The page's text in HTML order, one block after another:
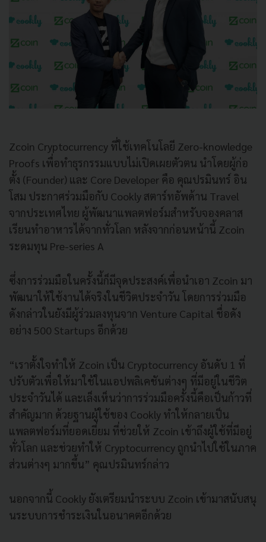
Zcoin Cryptocurrency ที่ใช้เทคโนโลยี Zero-knowledge
Proofs เพื่อทำธุรกรรมแบบไม่เปิดเผยตัวตน นำโดยผู้ก่อ
ตั้ง (Founder) และ Core Developer คือ คุณปรมินทร์ อิน
โสม ประกาศร่วมมือกับ Cookly สตาร์ทอัพด้าน Travel
จากประเทศไทย ผู้พัฒนาแพลตฟอร์มสำหรับจองคลาส
เรียนทำอาหารได้จากทั่วโลก หลังจากก่อนหน้านี้ Zcoin
ระดมทุน Pre-series A
ซึ่งการร่วมมือในครั้งนี้ก็มีจุดประสงค์เพื่อนำเอา Zcoin มา
พัฒนาให้ใช้งานได้จริงในชีวิตประจำวัน โดยการร่วมมือ
ดังกล่าวในยังมีผู้ร่วมลงทุนจาก Venture Capital ชื่อดัง
อย่าง 500 Startups อีกด้วย
“เราตั้งใจทำให้ Zcoin เป็น Cryptocurrency อันดับ 1 ที่
ปรับตัวเพื่อให้มาใช้ในแอปพลิเคชันต่างๆ ที่มีอยู่ในชีวิต
ประจำวันได้ และเล็งเห็นว่าการร่วมมือครั้งนี้คือเป็นก้าวที่
สำคัญมาก ด้วยฐานผู้ใช้ของ Cookly ทำให้กลายเป็น
แพลตฟอร์มที่ยอดเยี่ยม ที่ช่วยให้ Zcoin เข้าถึงผู้ใช้ที่มีอยู่
ทั่วโลก และช่วยทำให้ Cryptocurrency ถูกนำไปใช้ในภาค
ส่วนต่างๆ มากขึ้น” คุณปรมินทร์กล่าว
นอกจากนี้ Cookly ยังเตรียมนำระบบ Zcoin เข้ามาสนับสนุ
นระบบการชำระเงินในอนาคตอีกด้วย